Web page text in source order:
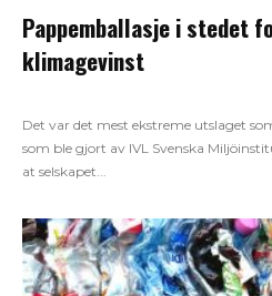
Pappemballasje i stedet
klimagevinst
Det var det mest ekstreme utslaget
som ble gjort av IVL Svenska
at selskapet...